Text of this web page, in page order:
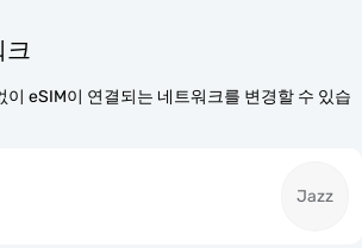
크
eSIM이 연결되는 네트워크를 변경할 수 있습
Jazz